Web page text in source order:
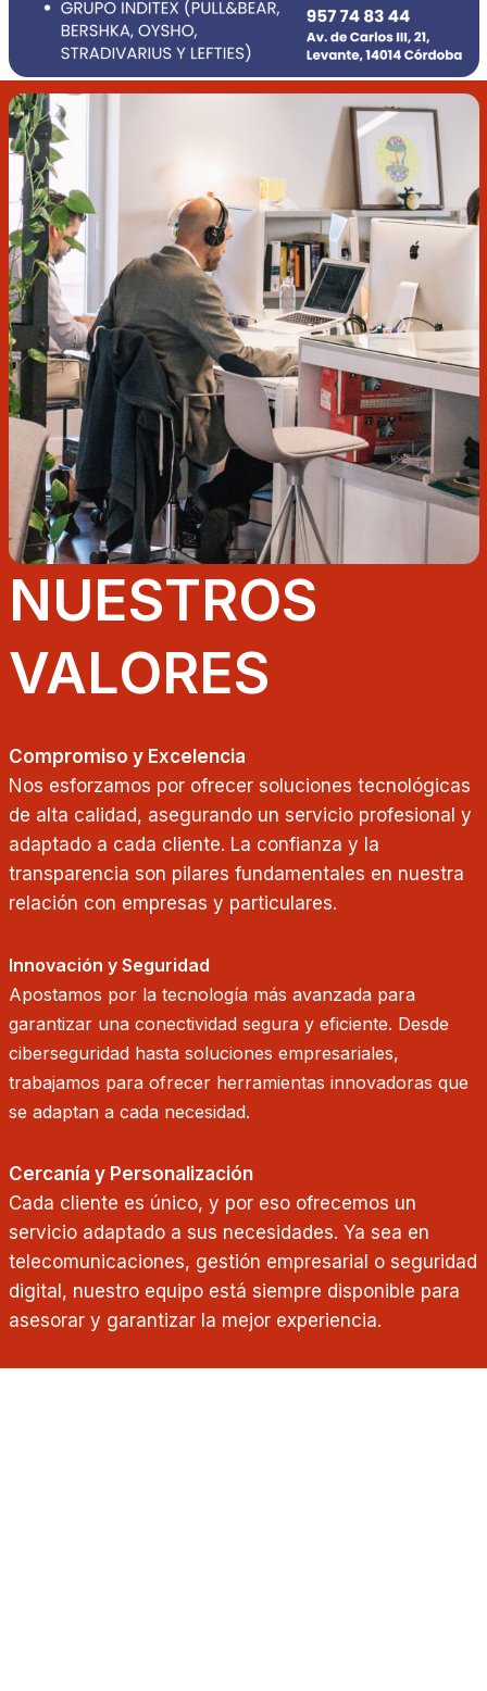
NUESTROS
VALORES
Compromiso y Excelencia
Nos esforzamos por ofrecer soluciones tecnológicas
de alta calidad, asegurando un servicio profesional y
adaptado a cada cliente. La confianza y la
transparencia son pilares fundamentales en nuestra
relación con empresas y particulares.
Innovación y Seguridad
Apostamos por la tecnología más avanzada para
garantizar una conectividad segura y eficiente. Desde
ciberseguridad hasta soluciones empresariales,
trabajamos para ofrecer herramientas innovadoras que
se adaptan a cada necesidad.
Cercanía y Personalización
Cada cliente es único, y por eso ofrecemos un
servicio adaptado a sus necesidades. Ya sea en
telecomunicaciones, gestión empresarial o seguridad
digital, nuestro equipo está siempre disponible para
asesorar y garantizar la mejor experiencia.